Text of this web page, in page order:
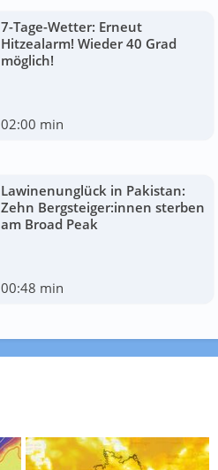
7-Tage-Wetter: Erneut
Hitzealarm! Wieder 40 Grad
möglich!
02:00 min
Lawinenunglück in Pakistan:
Zehn Bergsteiger:innen sterben
am Broad Peak
00:48 min